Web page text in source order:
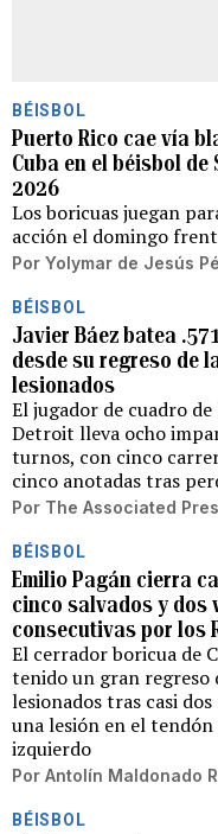
BÉISBOL
Puerto Rico cae vía
Cuba en el béisbol de
2026
Los boricuas juegan
acción el domingo
Por Yolymar de Jesús
BÉISBOL
Javier Báez batea
desde su regreso de
lesionados
El jugador de cuadro
Detroit lleva ocho
turnos, con cinco
cinco anotadas tras
Por The Associated
BÉISBOL
Emilio Pagán cierra
cinco salvados y dos
consecutivas por los
El cerrador boricua de
tenido un gran regreso
lesionados tras casi
una lesión en el tendón
izquierdo
Por Antolín Maldonado
BÉISBOL